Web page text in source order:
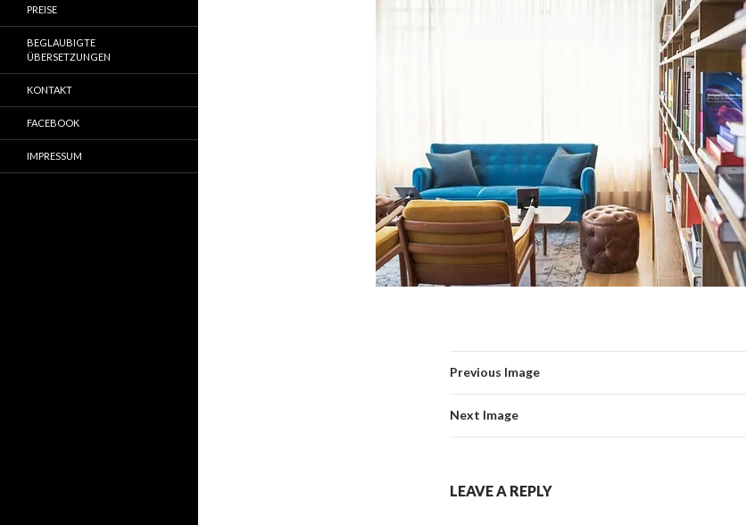
Previous Image
Next Image
LEAVE A REPLY
PREISE
BEGLAUBIGTE
ÜBERSETZUNGEN
KONTAKT
FACEBOOK
IMPRESSUM